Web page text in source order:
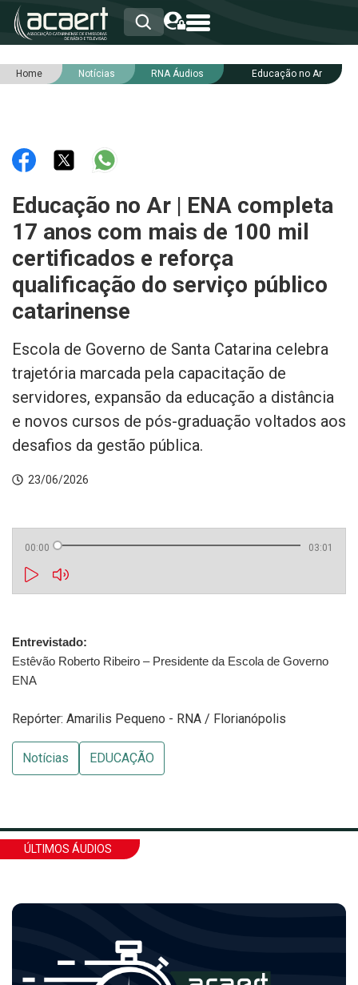
HOME
RNA
NOTÍCIAS
SERVIÇOS
INTEGRIDADE
Home Notícias RNA Áudios Educação no Ar
Educação no Ar | ENA completa
17 anos com mais de 100 mil
certificados e reforça
qualificação do serviço público
catarinense
Escola de Governo de Santa Catarina celebra
trajetória marcada pela capacitação de
servidores, expansão da educação a distância
e novos cursos de pós-graduação voltados aos
desafios da gestão pública.
23/06/2026
00:00 03:01
Entrevistado:
Estêvão Roberto Ribeiro – Presidente da Escola de Governo
ENA
Repórter: Amarilis Pequeno - RNA / Florianópolis
Notícias EDUCAÇÃO
ÚLTIMOS ÁUDIOS